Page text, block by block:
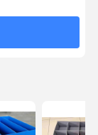
งขนของขนของ
งขนของขนของ
งขนของขนของ
งขนของขนของ
งขนของขนของข